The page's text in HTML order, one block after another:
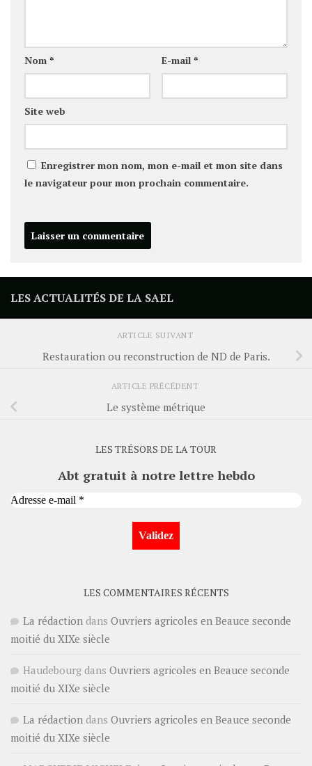
Nom * E-mail *
Site web
Enregistrer mon nom, mon e-mail et mon site dans
le navigateur pour mon prochain commentaire.
LES ACTUALITÉS DE LA SAEL
ARTICLE SUIVANT
Restauration ou reconstruction de ND de Paris.
ARTICLE PRÉCÉDENT
Le système métrique
LES TRÉSORS DE LA TOUR
Abt gratuit à notre lettre hebdo
LES COMMENTAIRES RÉCENTS
La rédaction dans Ouvriers agricoles en Beauce seconde
moitié du XIXe siècle
Haudebourg dans Ouvriers agricoles en Beauce seconde
moitié du XIXe siècle
La rédaction dans Ouvriers agricoles en Beauce seconde
moitié du XIXe siècle